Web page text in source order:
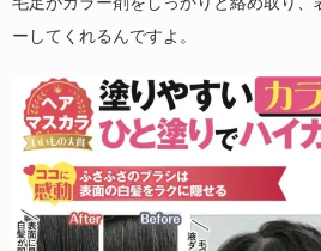
ーしてくれるんですよ。